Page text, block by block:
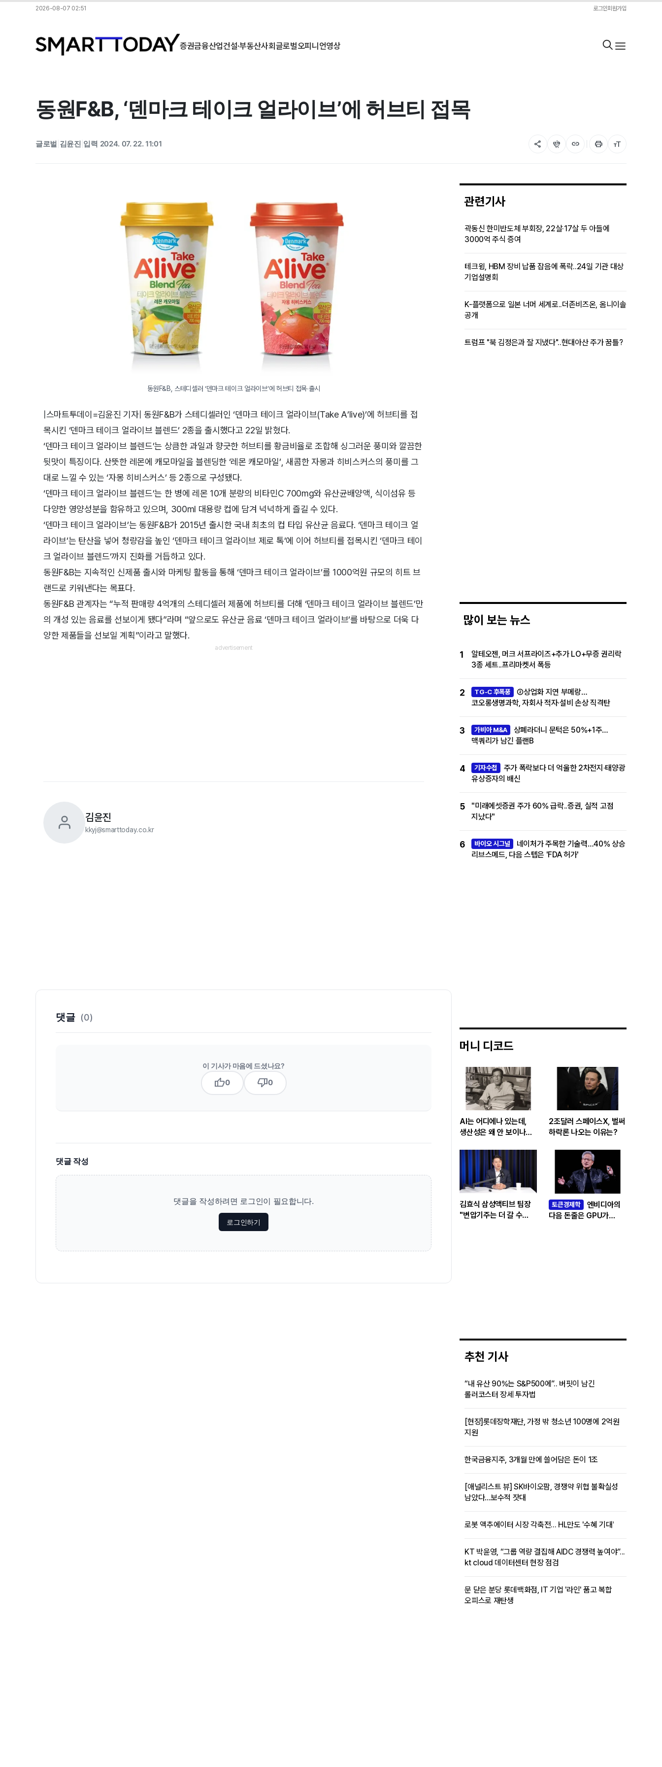
2026-08-07 02:51 로그인회원가입
증권금융산업건설·부동산사회글로벌오피니언영상
동원F&B, ‘덴마크 테이크 얼라이브’에 허브티 접목
글로벌 김윤진 입력 2024. 07. 22. 11:01 share flutter_dash link print format_size
동원F&B, 스테디셀러 ‘덴마크 테이크 얼라이브’에 허브티 접목∙출시
|스마트투데이=김윤진 기자| 동원F&B가 스테디셀러인 ‘덴마크 테이크 얼라이브(Take A’live)’에 허브티를 접
목시킨 ‘덴마크 테이크 얼라이브 블렌드’ 2종을 출시했다고 22일 밝혔다.
‘덴마크 테이크 얼라이브 블렌드’는 상큼한 과일과 향긋한 허브티를 황금비율로 조합해 싱그러운 풍미와 깔끔한
뒷맛이 특징이다. 산뜻한 레몬에 캐모마일을 블렌딩한 ‘레몬 캐모마일’, 새콤한 자몽과 히비스커스의 풍미를 그
대로 느낄 수 있는 ‘자몽 히비스커스’ 등 2종으로 구성됐다.
‘덴마크 테이크 얼라이브 블렌드’는 한 병에 레몬 10개 분량의 비타민C 700mg와 유산균배양액, 식이섬유 등
다양한 영양성분을 함유하고 있으며, 300ml 대용량 컵에 담겨 넉넉하게 즐길 수 있다.
‘덴마크 테이크 얼라이브’는 동원F&B가 2015년 출시한 국내 최초의 컵 타입 유산균 음료다. ‘덴마크 테이크 얼
라이브’는 탄산을 넣어 청량감을 높인 ‘덴마크 테이크 얼라이브 제로 톡’에 이어 허브티를 접목시킨 ‘덴마크 테이
크 얼라이브 블렌드’까지 진화를 거듭하고 있다.
동원F&B는 지속적인 신제품 출시와 마케팅 활동을 통해 ‘덴마크 테이크 얼라이브’를 1000억원 규모의 히트 브
랜드로 키워낸다는 목표다.
동원F&B 관계자는 “누적 판매량 4억개의 스테디셀러 제품에 허브티를 더해 ‘덴마크 테이크 얼라이브 블렌드’만
의 개성 있는 음료를 선보이게 됐다”라며 “앞으로도 유산균 음료 ‘덴마크 테이크 얼라이브’를 바탕으로 더욱 다
양한 제품들을 선보일 계획”이라고 말했다.
김윤진
kkyj@smarttoday.co.kr
관련기사
곽동신 한미반도체 부회장, 22살·17살 두 아들에
3000억 주식 증여
테크윙, HBM 장비 납품 잡음에 폭락..24일 기관 대상
기업설명회
K-플랫폼으로 일본 너머 세계로..더존비즈온, 옴니이솔
공개
트럼프 "북 김정은과 잘 지냈다"..현대아산 주가 꿈틀?
많이 보는 뉴스
1
알테오젠, 머크 서프라이즈+추가 LO+무증 권리락
3종 세트..프리마켓서 폭등
2 TG-C 후폭풍
②상업화 지연 부메랑…
코오롱생명과학, 자회사 적자·설비 손상 직격탄
3 가비아 M&A
상폐라더니 문턱은 50%+1주…
맥쿼리가 남긴 플랜B
4 기자수첩
주가 폭락보다 더 억울한 2차전지·태양광
유상증자의 배신
5
"미래에셋증권 주가 60% 급락..증권, 실적 고점
지났다"
6 바이오 시그널
네이처가 주목한 기술력…40% 상승
리브스메드, 다음 스텝은 'FDA 허가'
머니 디코드
AI는 어디에나 있는데,
생산성은 왜 안 보이나…
‘솔로우 패러독스’
2조달러 스페이스X, 벌써
하락론 나오는 이유는?
김효식 삼성액티브 팀장
"변압기주는 더 갈 수
토큰경제학
엔비디아의
다음 돈줄은 GPU가
댓글 (0)
이 기사가 마음에 드셨나요?
thumb_up0 thumb_down0
댓글 작성
댓글을 작성하려면 로그인이 필요합니다.
로그인하기
추천 기사
“내 유산 90%는 S&P500에”.. 버핏이 남긴
롤러코스터 장세 투자법
[현장]롯데장학재단, 가정 밖 청소년 100명에 2억원
지원
한국금융지주, 3개월 만에 쓸어담은 돈이 1조
[애널리스트 뷰] SK바이오팜, 경쟁약 위협 불확실성
남았다…보수적 잣대
로봇 액추에이터 시장 각축전... HL만도 '수혜 기대'
KT 박윤영, “그룹 역량 결집해 AIDC 경쟁력 높여야”...
kt cloud 데이터센터 현장 점검
문 닫은 분당 롯데백화점, IT 기업 '라인' 품고 복합
오피스로 재탄생